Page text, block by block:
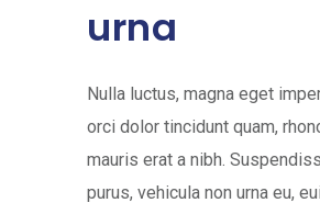
urna
Nulla luctus, magna eget
orci dolor tincidunt quam,
mauris erat a nibh.
purus, vehicula non urna eu,